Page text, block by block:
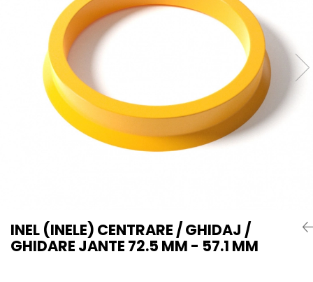
INEL (INELE) CENTRARE / GHIDAJ /
GHIDARE JANTE 72.5 MM - 57.1 MM